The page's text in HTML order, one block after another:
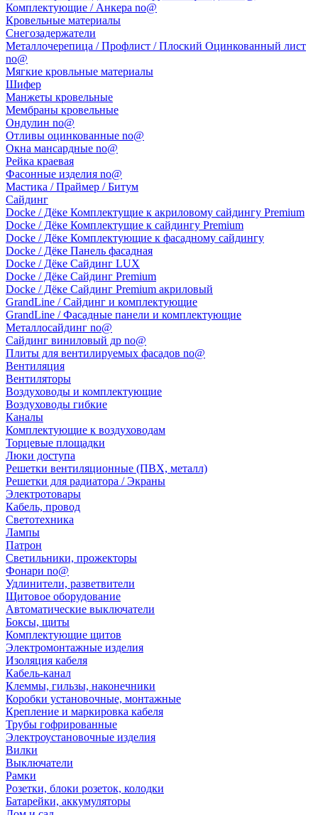
Комплектующие / Анкера no@
Кровельные материалы
Снегозадержатели
Металлочерепица / Профлист / Плоский Оцинкованный лист
no@
Мягкие кровльные материалы
Шифер
Манжеты кровельные
Мембраны кровельные
Ондулин no@
Отливы оцинкованные no@
Окна мансардные no@
Рейка краевая
Фасонные изделия no@
Мастика / Праймер / Битум
Сайдинг
Docke / Дёке Комплектущие к акриловому сайдингу Premium
Docke / Дёке Комплектущие к сайдингу Premium
Docke / Дёке Комплектующие к фасадному сайдингу
Docke / Дёке Панель фасадная
Docke / Дёке Сайдинг LUX
Docke / Дёке Сайдинг Premium
Docke / Дёке Сайдинг Premium акриловый
GrandLine / Сайдинг и комплектующие
GrandLine / Фасадные панели и комплектующие
Металлосайдинг no@
Сайдинг виниловый др no@
Плиты для вентилируемых фасадов no@
Вентиляция
Вентиляторы
Воздуховоды и комплектующие
Воздуховоды гибкие
Каналы
Комплектующие к воздуховодам
Торцевые площадки
Люки доступа
Решетки вентиляционные (ПВХ, металл)
Решетки для радиатора / Экраны
Электротовары
Кабель, провод
Светотехника
Лампы
Патрон
Светильники, прожекторы
Фонари no@
Удлинители, разветвители
Щитовое оборудование
Автоматические выключатели
Боксы, щиты
Комплектующие щитов
Электромонтажные изделия
Изоляция кабеля
Кабель-канал
Клеммы, гильзы, наконечники
Коробки установочные, монтажные
Крепление и маркировка кабеля
Трубы гофрированные
Электроустановочные изделия
Вилки
Выключатели
Рамки
Розетки, блоки розеток, колодки
Батарейки, аккумуляторы